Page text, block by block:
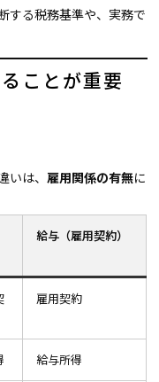
する税務基準や、実務で
ことが重要
いは、雇用関係の有無に
給与（雇用契約）
雇用契約
給与所得